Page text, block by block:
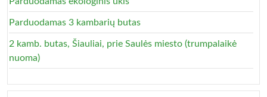
Parduodamas 3 kambarių butas
2 kamb. butas, Šiauliai, prie Saulės miesto (trumpalaikė
nuoma)